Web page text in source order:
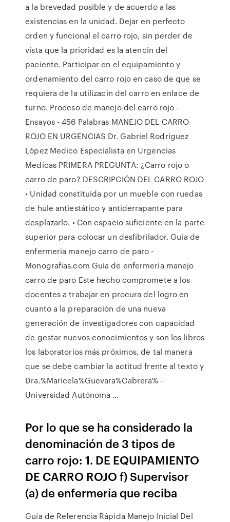
a la brevedad posible y de acuerdo a las
existencias en la unidad. Dejar en perfecto
orden y funcional el carro rojo, sin perder de
vista que la prioridad es la atencin del
paciente. Participar en el equipamiento y
ordenamiento del carro rojo en caso de que se
requiera de la utilizacin del carro en enlace de
turno. Proceso de manejo del carro rojo -
Ensayos - 456 Palabras MANEJO DEL CARRO
ROJO EN URGENCIAS Dr. Gabriel Rodríguez
López Medico Especialista en Urgencias
Medicas PRIMERA PREGUNTA: ¿Carro rojo o
carro de paro? DESCRIPCIÓN DEL CARRO ROJO
• Unidad constituida por un mueble con ruedas
de hule antiestático y antiderrapante para
desplazarlo. • Con espacio suficiente en la parte
superior para colocar un desfibrilador. Guia de
enfermeria manejo carro de paro -
Monografias.com Guia de enfermeria manejo
carro de paro Este hecho compromete a los
docentes a trabajar en procura del logro en
cuanto a la preparación de una nueva
generación de investigadores con capacidad
de gestar nuevos conocimientos y son los libros
los laboratorios más próximos, de tal manera
que se debe cambiar la actitud frente al texto y
Dra.%Maricela%Guevara%Cabrera% -
Universidad Autónoma …
Por lo que se ha considerado la
denominación de 3 tipos de
carro rojo: 1. DE EQUIPAMIENTO
DE CARRO ROJO f) Supervisor
(a) de enfermería que reciba
Guía de Referencia Rápida Manejo Inicial Del